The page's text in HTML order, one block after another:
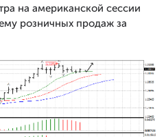
на американской сессии
розничных продаж за